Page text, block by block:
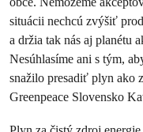
situácii nechcú zvýšiť
a držia tak nás aj planétu
Nesúhlasíme ani s tým,
snažilo presadiť plyn ako
Greenpeace Slovensko